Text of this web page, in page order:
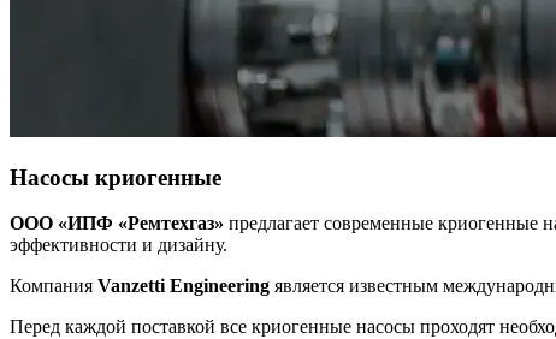
Насосы криогенные
ООО «ИПФ «Ремтехгаз» предлагает современные криогенные
эффективности и дизайну.
Компания Vanzetti Engineering является известным
Перед каждой поставкой все криогенные насосы проходят